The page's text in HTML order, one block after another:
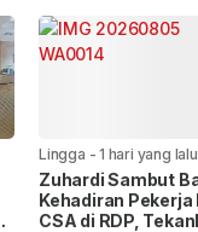
Lingga -1 hari yang lalu
Zuhardi Sambut
Kehadiran Pekerja
CSA di RDP,